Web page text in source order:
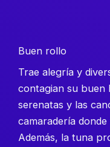
Buen rollo
Trae alegría y
contagian su buen
serenatas y las
camaradería
Además, la tuna